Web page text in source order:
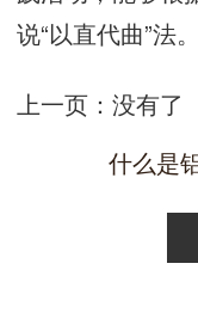
说“以直代曲”法。
上一页：没有了